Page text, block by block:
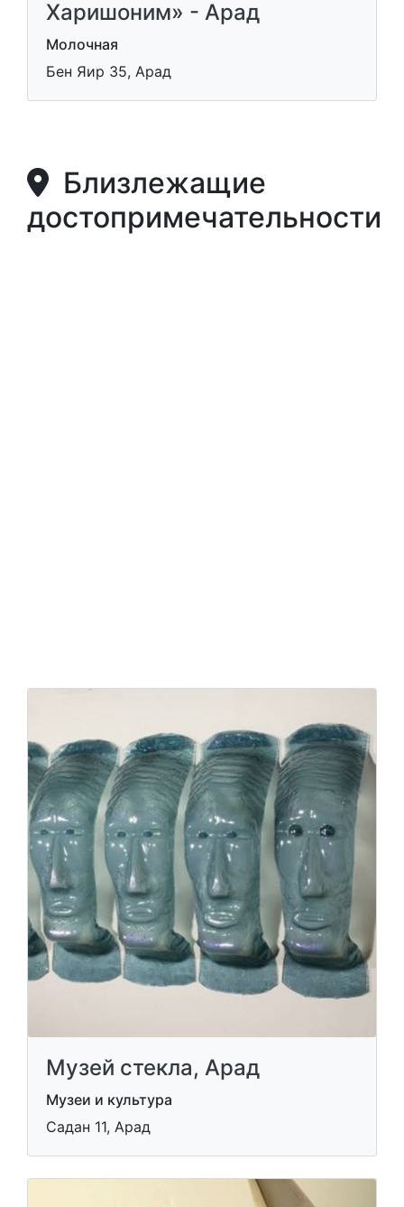
Харишоним» - Арад
Молочная
Бен Яир 35, Арад
Близлежащие
достопримечательности
Музей стекла, Арад
Музеи и культура
Садан 11, Арад